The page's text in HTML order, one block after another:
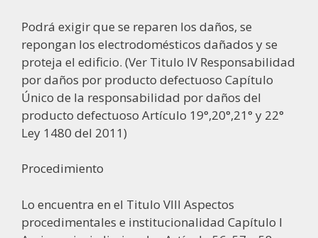
Podrá exigir que se reparen los daños, se
repongan los electrodomésticos dañados y se
proteja el edificio. (Ver Titulo IV Responsabilidad
por daños por producto defectuoso Capítulo
Único de la responsabilidad por daños del
producto defectuoso Artículo 19°,20°,21° y 22°
Ley 1480 del 2011)
Procedimiento
Lo encuentra en el Titulo VIII Aspectos
procedimentales e institucionalidad Capítulo I